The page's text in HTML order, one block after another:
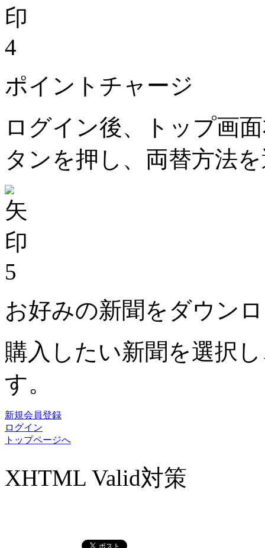
4
ポイントチャージ
ログイン後、トップ画
タンを押し、両替方法
5
お好みの新聞をダウン
購入したい新聞を選択
す。
新規会員登録
ログイン
トップページへ
XHTML Valid対策